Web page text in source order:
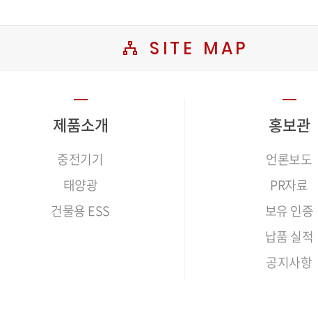
SITE MAP
제품소개
중전기기
태양광
건물용 ESS
홍보관
언론보도
PR자료
보유 인증
납품 실적
공지사항